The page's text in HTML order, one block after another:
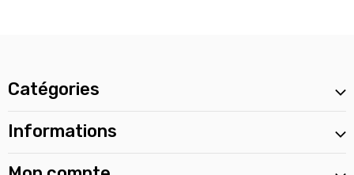
Catégories
Informations